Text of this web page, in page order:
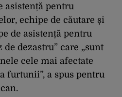
asistență pentru
echipe de căutare și
de asistență pentru
dezastru” care „sunt
cele mai afectate
furtunii”, a spus pentru